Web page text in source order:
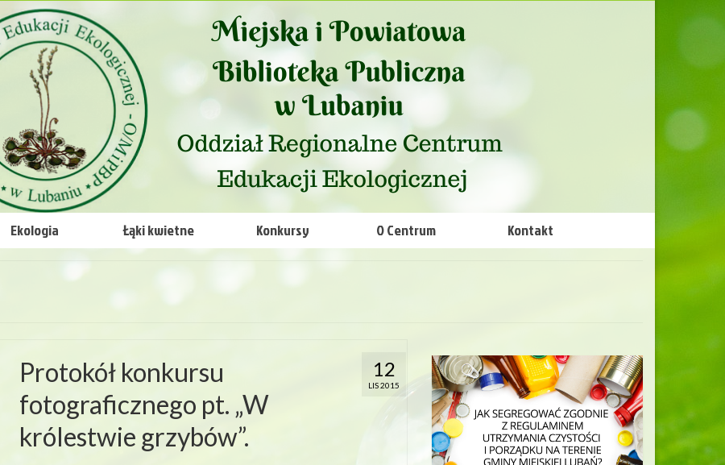
Ekologia Łąki kwietne Konkursy O Centrum Kontakt
12
LIS 2015
Protokół konkursu
fotograficznego pt. „W
królestwie grzybów”.